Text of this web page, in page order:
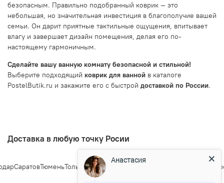
безопасным. Правильно подобранный коврик — это
небольшая, но значительная инвестиция в благополучие вашей
семьи. Он дарит приятные тактильные ощущения, впитывает
влагу и завершает дизайн помещения, делая его по-
настоящему гармоничным.
Сделайте вашу ванную комнату безопасной и стильной!
Выберите подходящий коврик для ванной в каталоге
PostelButik.ru и закажите его с быстрой доставкой по России.
Доставка в любую точку Росии
СаратовТюменьТольяттиИжевск
Анастасия